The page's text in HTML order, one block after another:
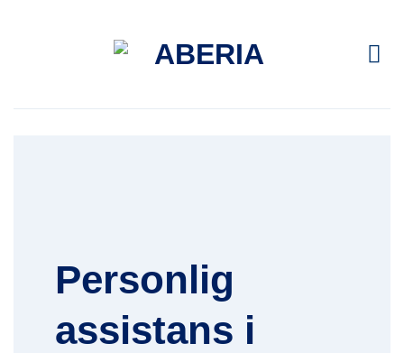
Personlig
assistans i